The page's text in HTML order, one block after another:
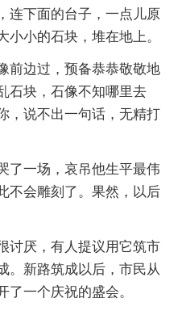
连下面的台子，一点儿原
小的石块，堆在地上。
边过，预备恭恭敬敬地
石块，石像不知哪里去
，说不出一句话，无精打
一场，哀吊他生平最伟
不会雕刻了。果然，以后
厌，有人提议用它筑市
。新路筑成以后，市民从
了一个庆祝的盛会。